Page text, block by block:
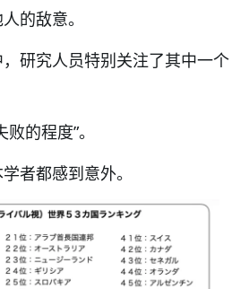
的敌意。
研究人员特别关注了其中一个
的程度”。
者都感到意外。